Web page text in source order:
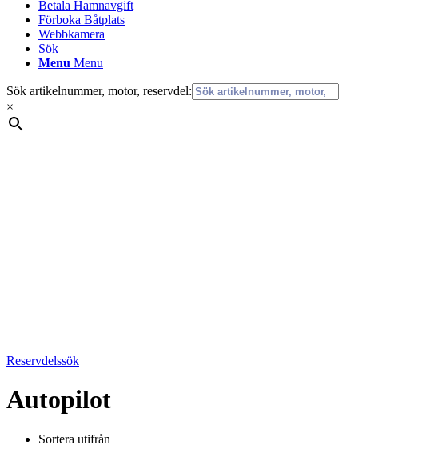
Betala Hamnavgift
Förboka Båtplats
Webbkamera
Sök
Menu Menu
Sök artikelnummer, motor, reservdel:
×
Reservdelssök
Autopilot
Sortera utifrån